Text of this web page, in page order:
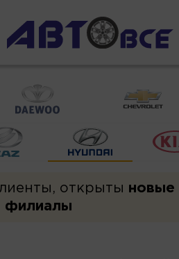
открыты новые
филиалы